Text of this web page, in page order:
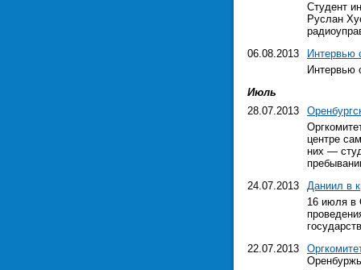
Студент
Руслан
06.08.2013
Интервью
Интервью
Июль
28.07.2013
центре
них —
24.07.2013
Даниил в
16 июля в
22.07.2013